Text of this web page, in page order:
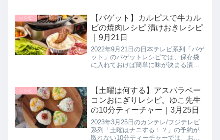
開催！矢田亜希子さんが【冷やし担々
麺】の作り方を教えてくれたの...
レシピ
【バゲット】カルピスで牛カル
ビの焼肉レシピ 漬けおきレシピ
｜9月21日
2022年9月21日の日本テレビ系列「バゲ
ット」のバゲットレシピでは、保存袋
に入れておけば簡単に味が決まる漬け
教えてくれたので詳しく紹介します。
>>バゲット記事一覧はこちら...
レシピ
【土曜は何する】アスパラベー
コンおにぎりレシピ。ゆこ先生
の10分ティーチャー｜3月25日
2023年3月25日のカンテレ/フジテレビ
系列「土曜はナニする！？」の予約が
取れない10分ティーチャーでは、おに